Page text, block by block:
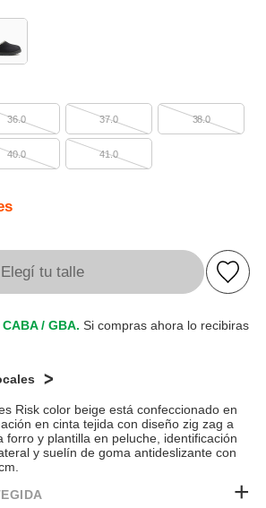
36.0 37.0 38.0
40.0 41.0
Elegí tu talle
/ GBA. Si compras ahora lo recibiras
Risk color beige está confeccionado en
en cinta tejida con diseño zig zag a
forro y plantilla en peluche, identificación
y suelín de goma antideslizante con